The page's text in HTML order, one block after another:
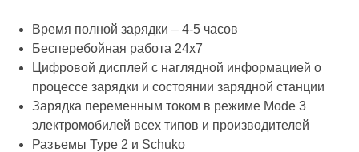
Время полной зарядки – 4-5 часов
Бесперебойная работа 24х7
Цифровой дисплей с наглядной информацией о
процессе зарядки и состоянии зарядной станции
Зарядка переменным током в режиме Mode 3
электромобилей всех типов и производителей
Разъемы Type 2 и Schuko